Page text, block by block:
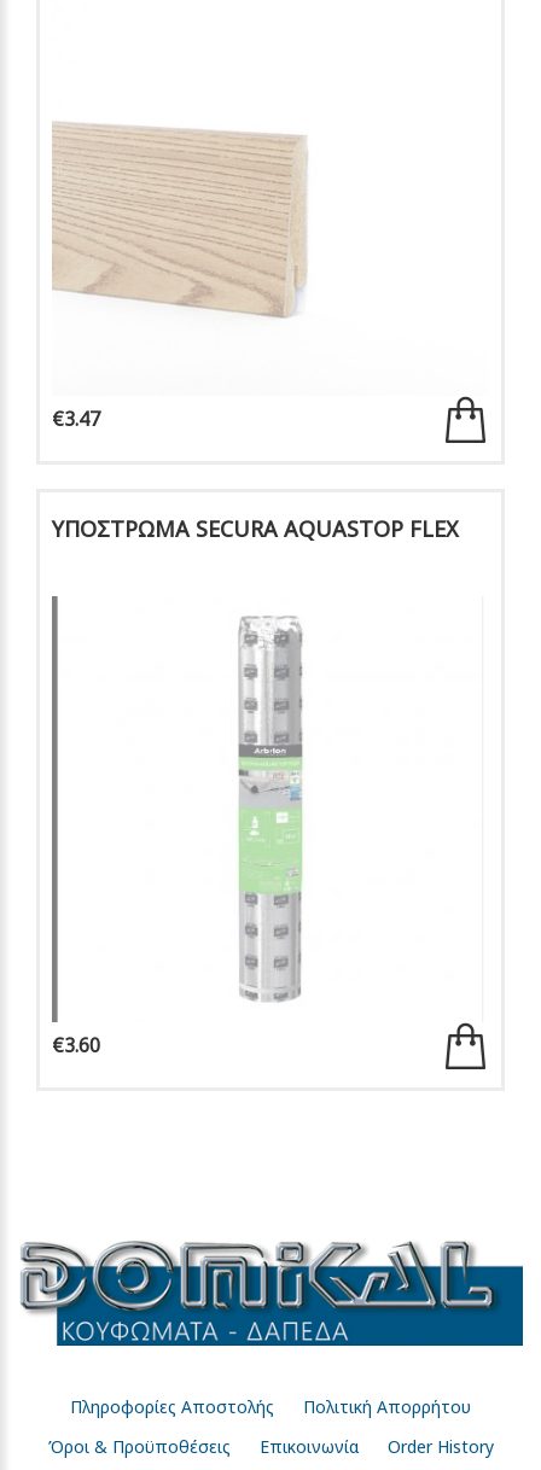
€3.47
ΥΠΟΣΤΡΩΜΑ SECURA AQUASTOP FLEX
€3.60
Πληροφορίες Αποστολής
Πολιτική Απορρήτου
Όροι & Προϋποθέσεις
Επικοινωνία Order History